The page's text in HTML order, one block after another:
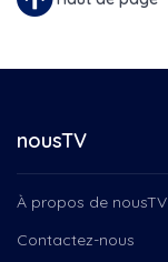
nousTV
À propos de nousTV
Contactez-nous